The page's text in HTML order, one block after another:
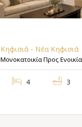
Κηφισιά - Νέα Κηφισιά
Μονοκατοικία Προς
4 3